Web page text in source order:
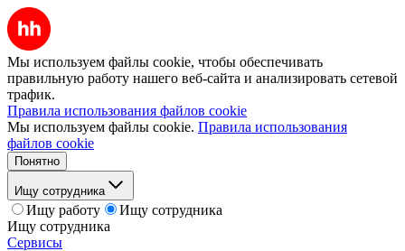
Мы используем файлы cookie, чтобы обеспечивать
правильную работу нашего веб-сайта и анализировать сетевой
трафик.
Правила использования файлов cookie
Мы используем файлы cookie. Правила использования
файлов cookie
Понятно
Ищу сотрудника
Ищу работу
Ищу сотрудника
Ищу сотрудника
Сервисы